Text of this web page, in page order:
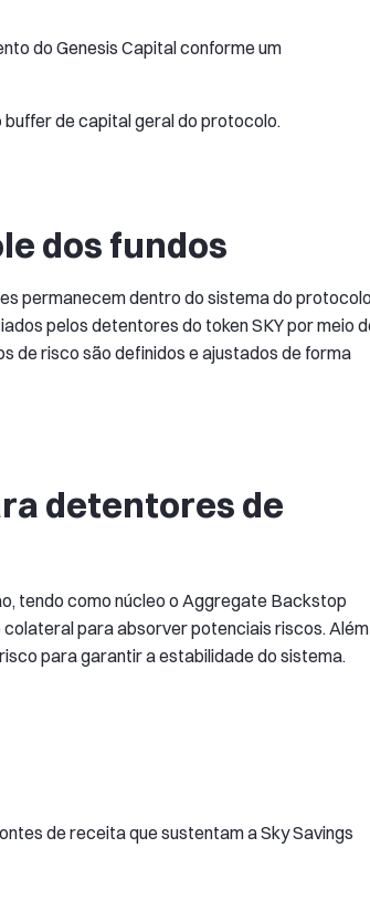
do Genesis Capital conforme um
de capital geral do protocolo.
dos fundos
permanecem dentro do sistema do
pelos detentores do token SKY por meio
de risco são definidos e ajustados de forma
detentores de
tendo como núcleo o Aggregate Backstop
para absorver potenciais riscos. Além
para garantir a estabilidade do sistema.
de receita que sustentam a Sky Savings